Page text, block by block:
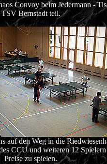
Convoy beim Jedermann -
TSV Bernstadt teil.
auf den Weg in die
CCU und weiteren 12
Preise zu spielen.